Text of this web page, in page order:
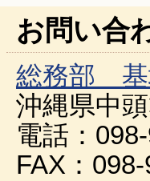
お問い合
総務部 基
沖縄県中
電話：
FAX：